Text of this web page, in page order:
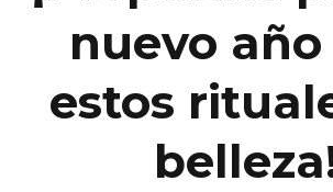
nuevo año
estos